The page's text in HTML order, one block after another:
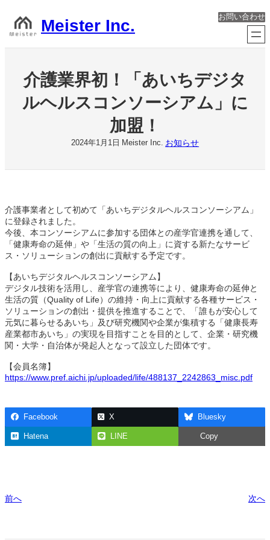
を
Meister Inc. お問い合わせ
介護業界初！「あいちデジタ
ルヘルスコンソーシアム」に
加盟！
2024年1月1日 Meister Inc. お知らせ
介護事業者として初めて「あいちデジタルヘルスコンソーシアム」
に登録されました。
今後、本コンソーシアムに参加する団体との産学官連携を通して、
「健康寿命の延伸」や「生活の質の向上」に資する新たなサービ
ス・ソリューションの創出に貢献する予定です。
【あいちデジタルヘルスコンソーシアム】
デジタル技術を活用し、産学官の連携等により、健康寿命の延伸と
生活の質（Quality of Life）の維持・向上に貢献する各種サービス・
ソリューションの創出・提供を推進することで、「誰もが安心して
元気に暮らせるあいち」及び研究機関や企業が集積する「健康長寿
産業都市あいち」の実現を目指すことを目的として、企業・研究機
関・大学・自治体が発起人となって設立した団体です。
【会員名簿】
https://www.pref.aichi.jp/uploaded/life/488137_2242863_misc.pdf
Facebook X Bluesky
Hatena LINE Copy
前へ 次へ